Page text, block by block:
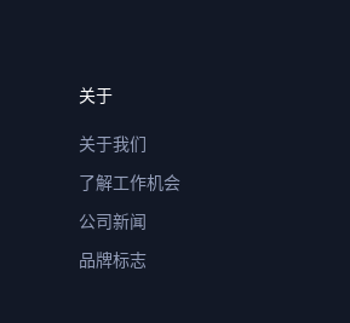
关于
关于我们
了解工作机会
公司新闻
品牌标志